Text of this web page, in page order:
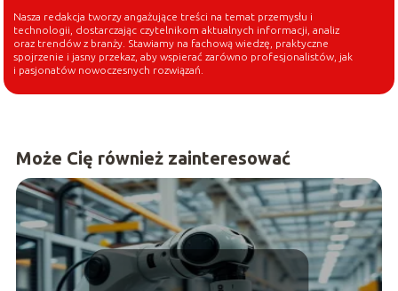
Nasza redakcja tworzy angażujące treści na temat przemysłu i
technologii, dostarczając czytelnikom aktualnych informacji, analiz
oraz trendów z branży. Stawiamy na fachową wiedzę, praktyczne
spojrzenie i jasny przekaz, aby wspierać zarówno profesjonalistów, jak
i pasjonatów nowoczesnych rozwiązań.
Może Cię również zainteresować